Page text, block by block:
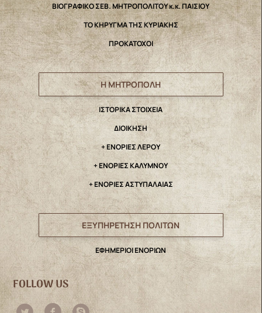
ΒΙΟΓΡΑΦΙΚΟ ΣΕΒ. ΜΗΤΡΟΠΟΛΙΤΟΥ κ.κ. ΠΑΙΣΙΟΥ
ΤΟ ΚΗΡΥΓΜΑ ΤΗΣ ΚΥΡΙΑΚΗΣ
ΠΡΟΚΑΤΟΧΟΙ
Η ΜΗΤΡΟΠΟΛΗ
IΣΤΟΡΙΚΑ ΣΤΟΙΧΕΙΑ
ΔΙΟΙΚΗΣΗ
+ ΕΝΟΡΙΕΣ ΛΕΡΟΥ
+ ΕΝΟΡΙΕΣ ΚΑΛΥΜΝΟΥ
+ ΕΝΟΡΙΕΣ ΑΣΤΥΠΑΛΑΙΑΣ
ΕΞΥΠΗΡΕΤΗΣΗ ΠΟΛΙΤΩΝ
ΕΦΗΜΕΡΙΟΙ ΕΝΟΡΙΩΝ
FOLLOW US